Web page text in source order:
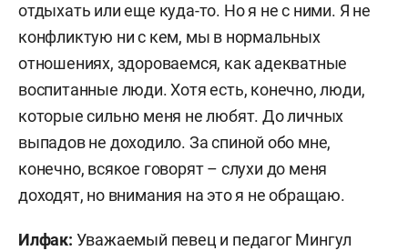
отдыхать или еще куда-то. Но я не с ними. Я не
конфликтую ни с кем, мы в нормальных
отношениях, здороваемся, как адекватные
воспитанные люди. Хотя есть, конечно, люди,
которые сильно меня не любят. До личных
выпадов не доходило. За спиной обо мне,
конечно, всякое говорят – слухи до меня
доходят, но внимания на это я не обращаю.
Илфак: Уважаемый певец и педагог Мингул